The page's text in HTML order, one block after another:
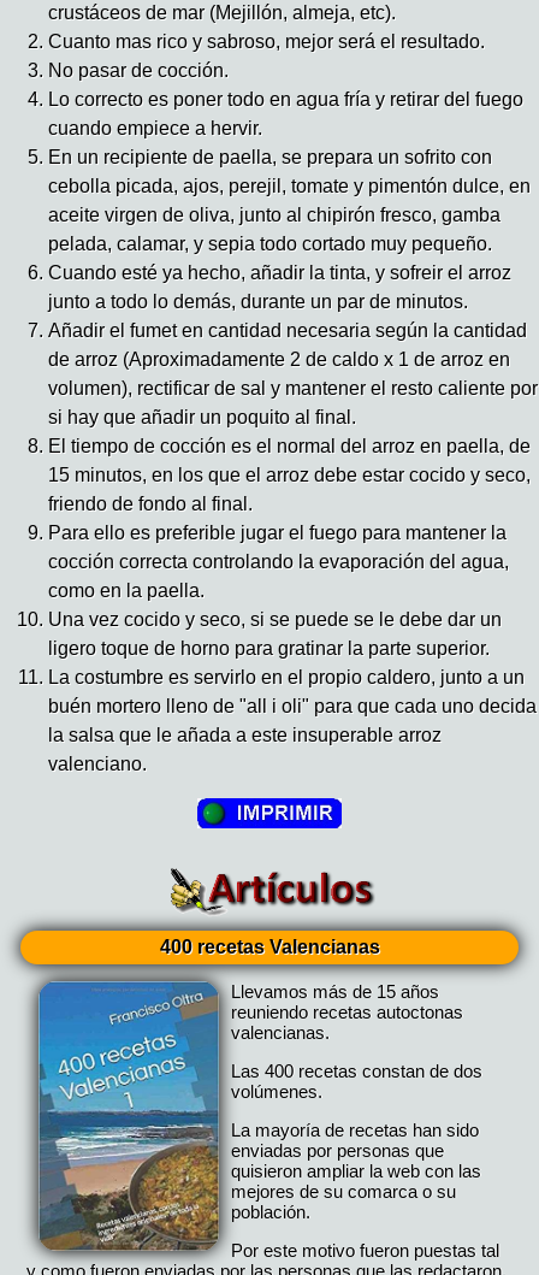
crustáceos de mar (Mejillón, almeja, etc).
Cuanto mas rico y sabroso, mejor será el resultado.
No pasar de cocción.
Lo correcto es poner todo en agua fría y retirar del fuego
cuando empiece a hervir.
En un recipiente de paella, se prepara un sofrito con
cebolla picada, ajos, perejil, tomate y pimentón dulce, en
aceite virgen de oliva, junto al chipirón fresco, gamba
pelada, calamar, y sepia todo cortado muy pequeño.
Cuando esté ya hecho, añadir la tinta, y sofreir el arroz
junto a todo lo demás, durante un par de minutos.
Añadir el fumet en cantidad necesaria según la cantidad
de arroz (Aproximadamente 2 de caldo x 1 de arroz en
volumen), rectificar de sal y mantener el resto caliente por
si hay que añadir un poquito al final.
El tiempo de cocción es el normal del arroz en paella, de
15 minutos, en los que el arroz debe estar cocido y seco,
friendo de fondo al final.
Para ello es preferible jugar el fuego para mantener la
cocción correcta controlando la evaporación del agua,
como en la paella.
Una vez cocido y seco, si se puede se le debe dar un
ligero toque de horno para gratinar la parte superior.
La costumbre es servirlo en el propio caldero, junto a un
buén mortero lleno de "all i oli" para que cada uno decida
la salsa que le añada a este insuperable arroz
valenciano.
400 recetas Valencianas
Llevamos más de 15 años
reuniendo recetas autoctonas
valencianas.
Las 400 recetas constan de dos
volúmenes.
La mayoría de recetas han sido
enviadas por personas que
quisieron ampliar la web con las
mejores de su comarca o su
población.
Por este motivo fueron puestas tal
y como fueron enviadas por las personas que las redactaron.